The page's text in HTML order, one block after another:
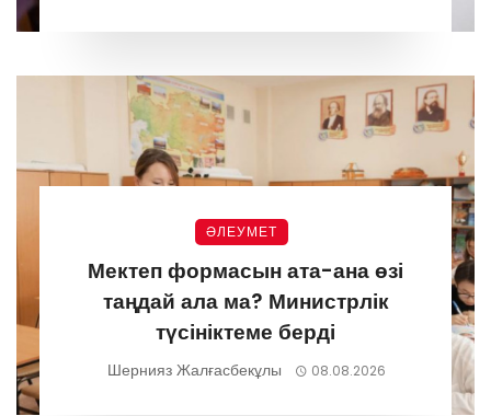
ӘЛЕУМЕТ
Мектеп формасын ата-ана өзі
таңдай ала ма? Министрлік
түсініктеме берді
Шернияз Жалғасбекұлы 08.08.2026